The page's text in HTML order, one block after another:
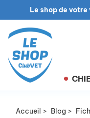
Le shop de
Accueil > Blog >